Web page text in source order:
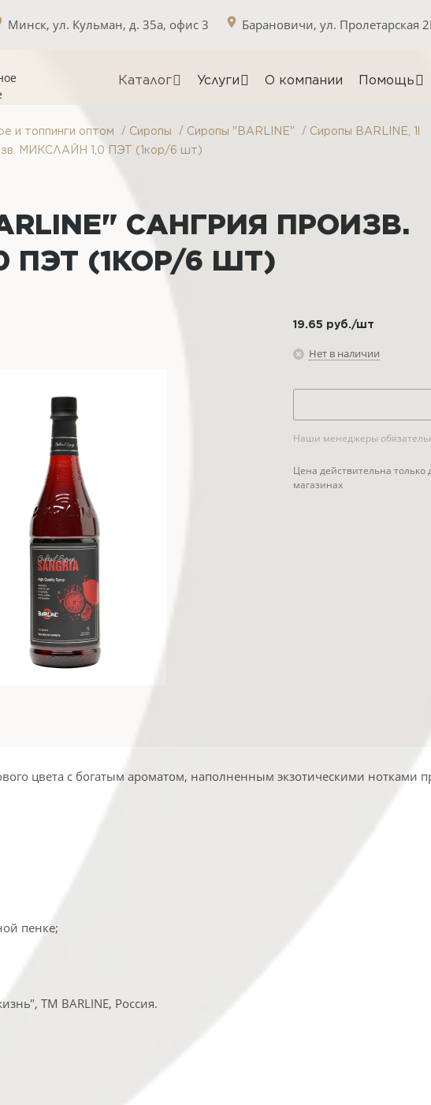
Минск, ул. Кульман, д. 35а, офис 3 Барановичи, ул. Пролетарская
Каталог Услуги О компании Помощь
и топпинги оптом / Сиропы / Сиропы "BARLINE" / Сиропы BARLINE, 1l
МИКСЛАЙН 1,0 ПЭТ (1кор/6 шт)
САНГРИЯ ПРОИЗВ.
ПЭТ (1КОР/6 ШТ)
19.65 руб./шт
Нет в наличии
Наши менеджеры
Цена действительна
магазинах
цвета с богатым ароматом, наполненным экзотическими
пенке;
ТМ BARLINE, Россия.